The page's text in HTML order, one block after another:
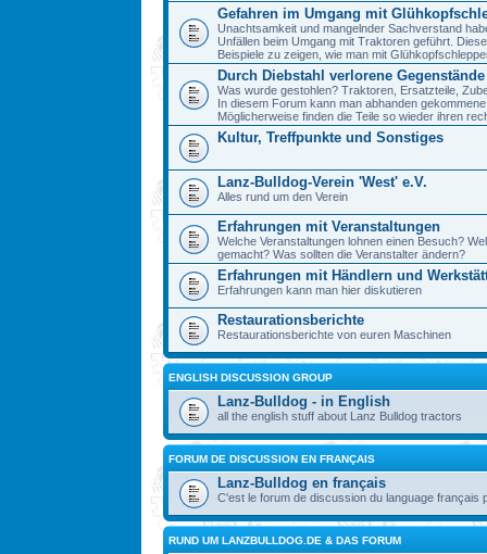
Gefahren im Umgang mit
Unachtsamkeit und mangelnder Sachverstand
Unfällen beim Umgang mit Traktoren geführt.
Beispiele zu zeigen, wie man mit
Durch Diebstahl verlorene Gegenstände
Was wurde gestohlen? Traktoren, Ersatzteile,
In diesem Forum kann man abhanden
Möglicherweise finden die Teile so wieder ihren
Kultur, Treffpunkte und Sonstiges
Lanz-Bulldog-Verein 'West' e.V.
Alles rund um den Verein
Erfahrungen mit Veranstaltungen
Welche Veranstaltungen lohnen einen Besuch?
gemacht? Was sollten die Veranstalter ändern?
Erfahrungen mit Händlern und
Erfahrungen kann man hier diskutieren
Restaurationsberichte
Restaurationsberichte von euren Maschinen
ENGLISH DISCUSSION GROUP
Lanz-Bulldog - in English
all the english stuff about Lanz Bulldog tractors
FORUM DE DISCUSSION EN FRANÇAIS
Lanz-Bulldog en français
C'est le forum de discussion du language français
RUND UM LANZBULLDOG.DE & DAS FORUM